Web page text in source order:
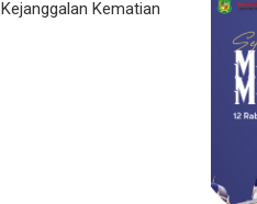
Kejanggalan Kematian